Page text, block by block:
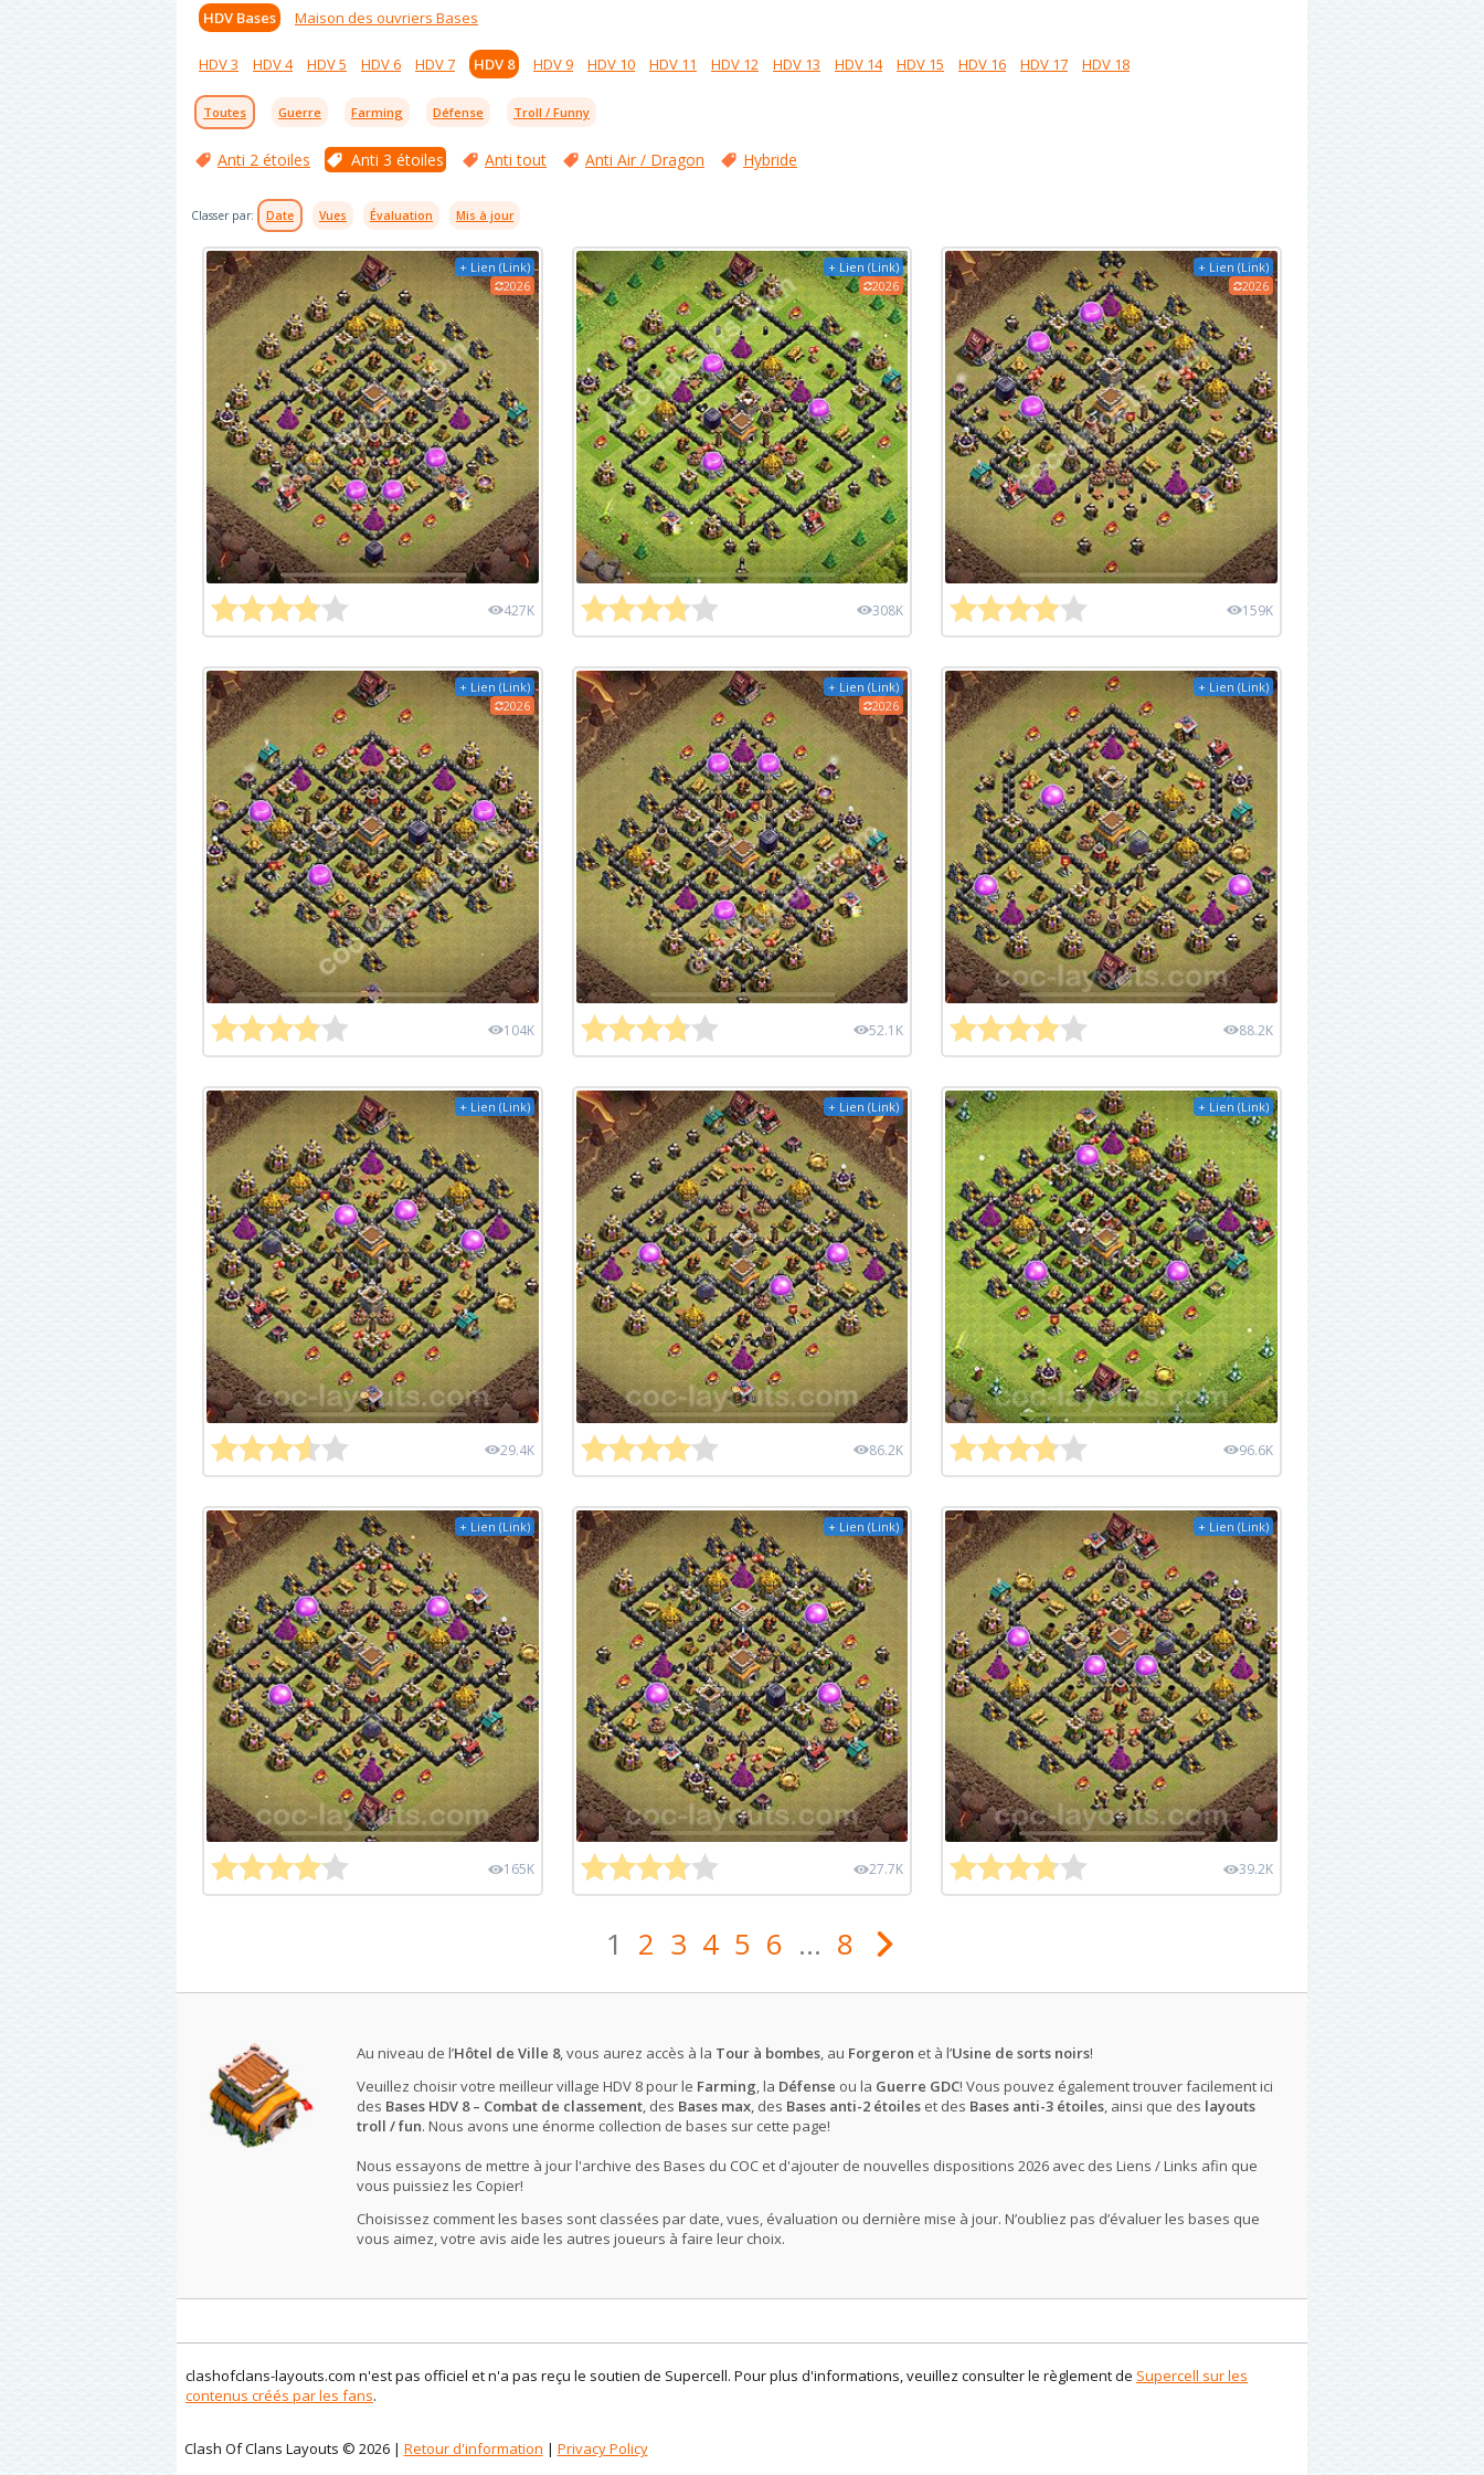
HDV Bases Maison des ouvriers Bases
HDV 3 HDV 4 HDV 5 HDV 6 HDV 7 HDV 8 HDV 9 HDV 10 HDV 11 HDV 12 HDV 13 HDV 14 HDV 15 HDV 16 HDV 17 HDV 18
Toutes Guerre Farming Défense Troll / Funny
Anti 2 étoiles Anti 3 étoiles Anti tout Anti Air / Dragon Hybride
Classer par: Date Vues Évaluation Mis à jour
+ Lien (Link)
2026
427K
+ Lien (Link)
2026
308K
+ Lien (Link)
2026
159K
+ Lien (Link)
2026
104K
+ Lien (Link)
2026
52.1K
+ Lien (Link)
88.2K
+ Lien (Link)
29.4K
+ Lien (Link)
86.2K
+ Lien (Link)
96.6K
+ Lien (Link)
165K
+ Lien (Link)
27.7K
+ Lien (Link)
39.2K
1 2 3 4 5 6 ... 8
Au niveau de l’Hôtel de Ville 8, vous aurez accès à la Tour à bombes, au Forgeron et à l’Usine de sorts noirs!
Veuillez choisir votre meilleur village HDV 8 pour le Farming, la Défense ou la Guerre GDC! Vous pouvez également trouver facilement ici
des Bases HDV 8 – Combat de classement, des Bases max, des Bases anti-2 étoileset des Bases anti-3 étoiles, ainsi que des layouts
troll / fun. Nous avons une énorme collection de bases sur cette page!
Nous essayons de mettre à jour l'archive des Bases du COC et d'ajouter de nouvelles dispositions 2026 avec des Liens / Links afin que
vous puissiez les Copier!
Choisissez comment les bases sont classées par date, vues, évaluation ou dernière mise à jour. N’oubliez pas d’évaluer les bases que
vous aimez, votre avis aide les autres joueurs à faire leur choix.
clashofclans-layouts.com n'est pas officiel et n'a pas reçu le soutien de Supercell. Pour plus d'informations, veuillez consulter le règlement de Supercell sur les
contenus créés par les fans.
Clash Of Clans Layouts © 2026 | Retour d'information | Privacy Policy